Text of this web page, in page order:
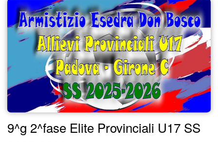
9^g 2^fase Elite Provinciali U17 SS